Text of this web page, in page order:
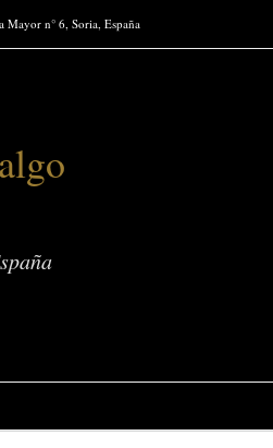
Mayor n° 6, Soria, España